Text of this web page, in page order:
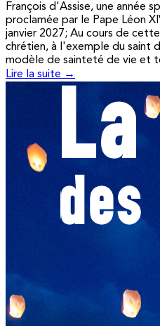
François d'Assise, une année
proclamée par le Pape Léon
janvier 2027; Au cours de
chrétien, à l'exemple du saint
modèle de sainteté de vie et
Lire la suite →